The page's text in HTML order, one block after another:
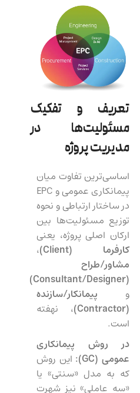
تعریف و تفکیک
مسئولیت‌ها در
مدیریت پروژه
اساسی‌ترین تفاوت میان
پیمانکاری عمومی و EPC
در ساختار ارتباطی و نحوه
توزیع مسئولیت‌ها بین
ارکان اصلی پروژه، یعنی
کارفرما (Client
)،
مشاور/طراح
(
Consultant/Designer
)
و پیمانکار/سازنده
(
Contractor
)، نهفته
است.
در روش پیمانکاری
عمومی (GC
): این روش
که به مدل «سنتی» یا
«سه عاملی» نیز شهرت